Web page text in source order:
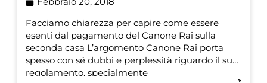
Facciamo chiarezza per capire come essere
esenti dal pagamento del Canone Rai sulla
seconda casa L’argomento Canone Rai porta
spesso con sé dubbi e perplessità riguardo il suo
regolamento, specialmente